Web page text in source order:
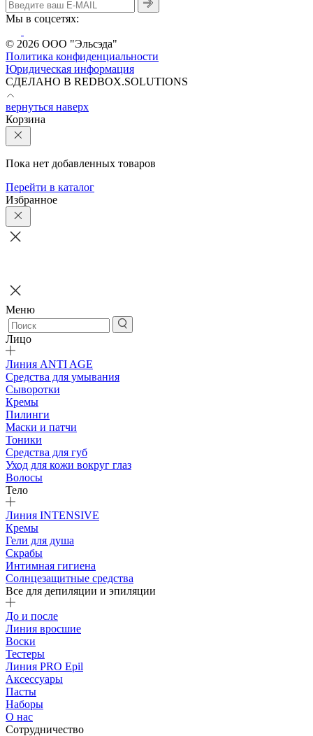
Мы в соцсетях:
© 2026 ООО "Эльсэда"
Политика конфиденциальности
Юридическая информация
CДЕЛАНО В REDBOX.SOLUTIONS
вернуться наверх
Корзина
Пока нет добавленных товаров
Перейти в каталог
Избранное
Меню
Лицо
Линия ANTI AGE
Средства для умывания
Сыворотки
Кремы
Пилинги
Маски и патчи
Тоники
Средства для губ
Уход для кожи вокруг глаз
Волосы
Тело
Линия INTENSIVE
Кремы
Гели для душа
Скрабы
Интимная гигиена
Солнцезащитные средства
Все для депиляции и эпиляции
До и после
Линия вросшие
Воски
Тестеры
Линия PRO Epil
Аксессуары
Пасты
Наборы
О нас
Сотрудничество